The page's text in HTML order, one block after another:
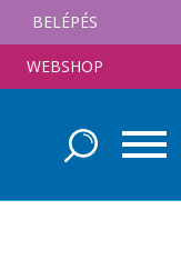
BELÉPÉS
WEBSHOP